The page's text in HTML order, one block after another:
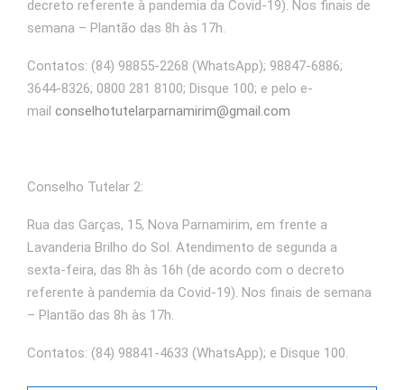
decreto referente à pandemia da Covid-19). Nos finais de
semana – Plantão das 8h às 17h.
Contatos: (84) 98855-2268 (WhatsApp); 98847-6886;
3644-8326; 0800 281 8100; Disque 100; e pelo e-
mail conselhotutelarparnamirim@gmail.com
Conselho Tutelar 2:
Rua das Garças, 15, Nova Parnamirim, em frente a
Lavanderia Brilho do Sol. Atendimento de segunda a
sexta-feira, das 8h às 16h (de acordo com o decreto
referente à pandemia da Covid-19). Nos finais de semana
– Plantão das 8h às 17h.
Contatos: (84) 98841-4633 (WhatsApp); e Disque 100.